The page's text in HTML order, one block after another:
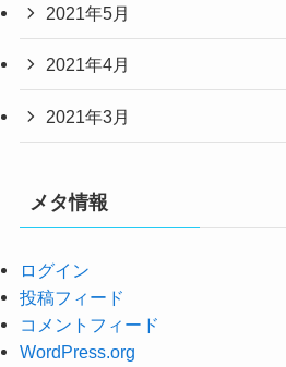
2021年5月
2021年4月
2021年3月
メタ情報
ログイン
投稿フィード
コメントフィード
WordPress.org